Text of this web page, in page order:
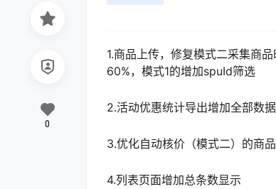
1.商品上传，修复模式二采集商
60%，模式1的增加spuId筛选
2.活动优惠统计导出增加全部数
3.优化自动核价（模式二）的商
4.列表页面增加总条数显示
0